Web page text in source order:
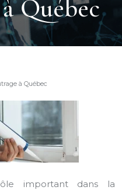
Québec
à Québec
important dans la